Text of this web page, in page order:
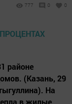
777 0 0
районе
(Казань, 29
На
в жилые